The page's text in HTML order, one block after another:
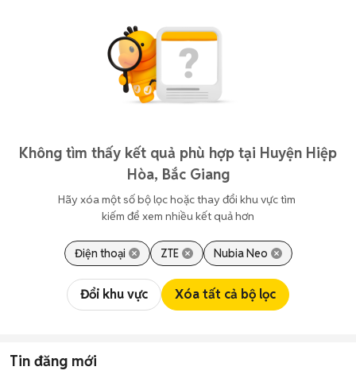
Không tìm thấy kết quả phù hợp tại Huyện Hiệp
Hòa, Bắc Giang
Hãy xóa một số bộ lọc hoặc thay đổi khu vực tìm
kiếm để xem nhiều kết quả hơn
Điện thoại ZTE Nubia Neo
Đổi khu vực Xóa tất cả bộ lọc
Tin đăng mới